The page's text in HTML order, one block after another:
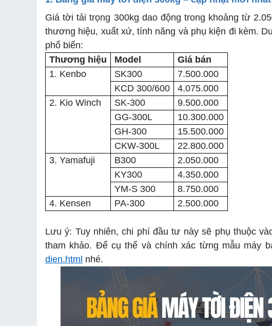
a. Hàng hóa – vật liệu có tải trọng bao nhiêu kg?
b. Mức công suất hoạt động nào là phù hợp?
c. Độ cao và chiều dài cáp
d. Thương hiệu và chi phí đầu tư
a. Vị trí lắp đặt tời đảm bảo điều kiện
b. Lắp đặt khung giá đỡ
c. Lắp đặt thiết bị tời tải trọng 300kg
Giá tời tải trọng 300kg dao động trong khoảng từ
thương hiệu, xuất xứ, tính năng và phụ kiện đi kèm.
phổ biến:
Thương hiệu
Model
Giá bán
1. Kenbo
SK300
7.500.000
KCD 300/600
4.075.000
2. Kio Winch
SK-300
9.500.000
GG-300L
10.300.000
GH-300
15.500.000
CKW-300L
22.800.000
3. Yamafuji
B300
2.050.000
KY300
4.350.000
YM-S 300
8.750.000
4. Kensen
PA-300 2.500.000
Lưu ý: Tuy nhiên, chi phí đầu tư này sẽ phụ thuộc
tham khảo. Để cụ thể và chính xác từng mẫu máy
dien.html nhé.